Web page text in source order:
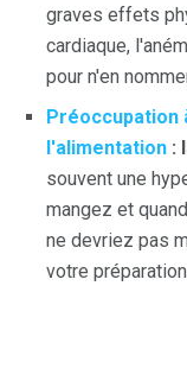
graves effets
cardiaque,
pour n'en
Préoccupation
l'alimentation :
souvent une
mangez et
ne devriez pas
votre